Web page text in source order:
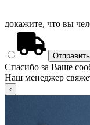
докажите, что вы
Спасибо за Ваше
Наш менеджер